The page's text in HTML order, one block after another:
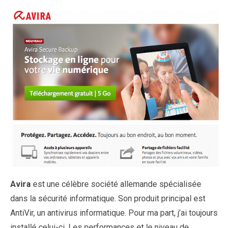
Avira est une célèbre société allemande spécialisée
dans la sécurité informatique. Son produit principal est
AntiVir, un antivirus informatique. Pour ma part, j’ai toujours